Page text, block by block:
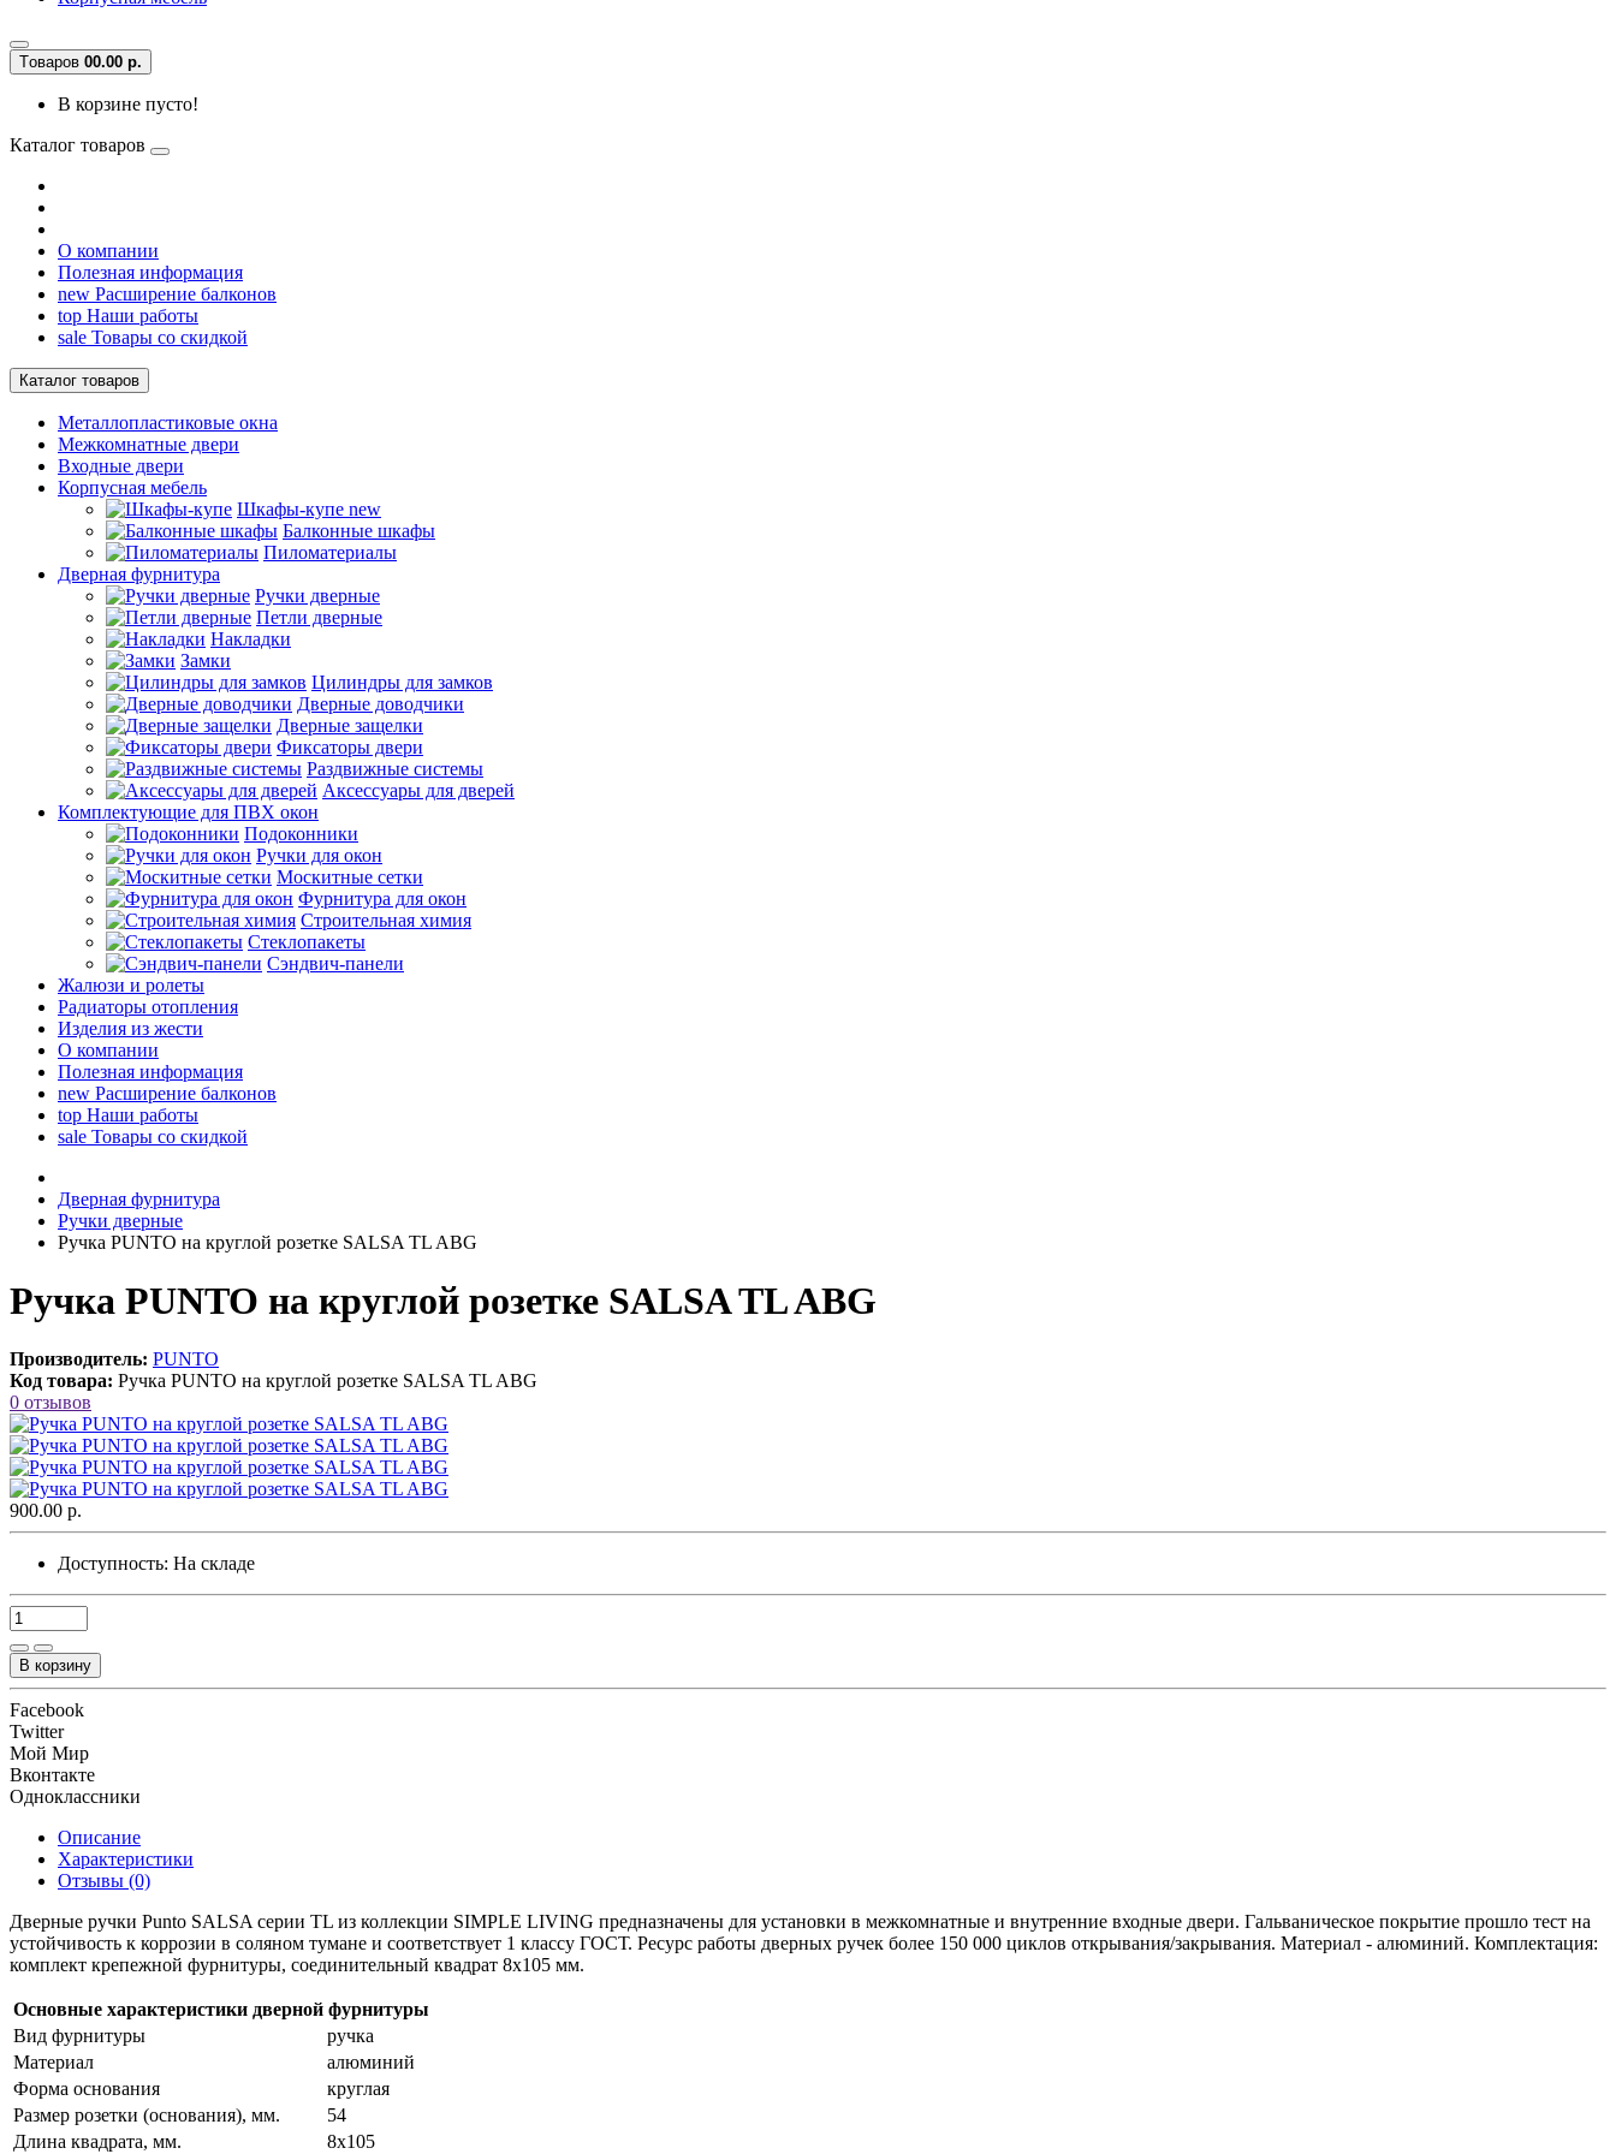
Tоваров 00.00 р.
В корзине пусто!
Каталог товаров
О компании
Полезная информация
new Расширение балконов
top Наши работы
sale Товары со скидкой
Каталог товаров
Металлопластиковые окна
Межкомнатные двери
Входные двери
Корпусная мебель
Шкафы-купе new
Балконные шкафы
Пиломатериалы
Дверная фурнитура
Ручки дверные
Петли дверные
Накладки
Замки
Цилиндры для замков
Дверные доводчики
Дверные защелки
Фиксаторы двери
Раздвижные системы
Аксессуары для дверей
Комплектующие для ПВХ окон
Подоконники
Ручки для окон
Москитные сетки
Фурнитура для окон
Строительная химия
Стеклопакеты
Сэндвич-панели
Жалюзи и ролеты
Радиаторы отопления
Изделия из жести
О компании
Полезная информация
new Расширение балконов
top Наши работы
sale Товары со скидкой
Дверная фурнитура
Ручки дверные
Ручка PUNTO на круглой розетке SALSA TL ABG
Ручка PUNTO на круглой розетке SALSA TL ABG
Производитель: PUNTO
Код товара: Ручка PUNTO на круглой розетке SALSA TL ABG
0 отзывов
900.00 р.
Доступность: На складе
В корзину
Facebook
Twitter
Мой Мир
Вконтакте
Одноклассники
Описание
Характеристики
Отзывы (0)
Дверные ручки Punto SALSA серии TL из коллекции SIMPLE LIVING предназначены для установки в межкомнатные и внутренние входные двери. Гальваническое покрытие прошло тест на
устойчивость к коррозии в соляном тумане и соответствует 1 классу ГОСТ. Ресурс работы дверных ручек более 150 000 циклов открывания/закрывания. Материал - алюминий. Комплектация:
комплект крепежной фурнитуры, соединительный квадрат 8x105 мм.
Основные характеристики дверной фурнитуры
Вид фурнитуры
ручка
Материал
алюминий
Форма основания
круглая
Размер розетки (основания), мм.
54
Длина квадрата, мм.
8x105